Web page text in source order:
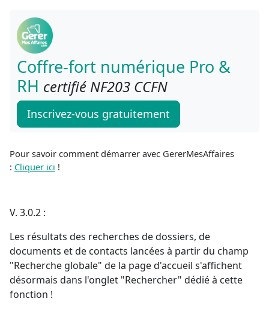
Coffre-fort numérique Pro &
RH certifié NF203 CCFN
Inscrivez-vous gratuitement
Pour savoir comment démarrer avec GererMesAffaires
: Cliquer ici !
V. 3.0.2 :
Les résultats des recherches de dossiers, de
documents et de contacts lancées à partir du champ
"Recherche globale" de la page d'accueil s'affichent
désormais dans l'onglet "Rechercher" dédié à cette
fonction !